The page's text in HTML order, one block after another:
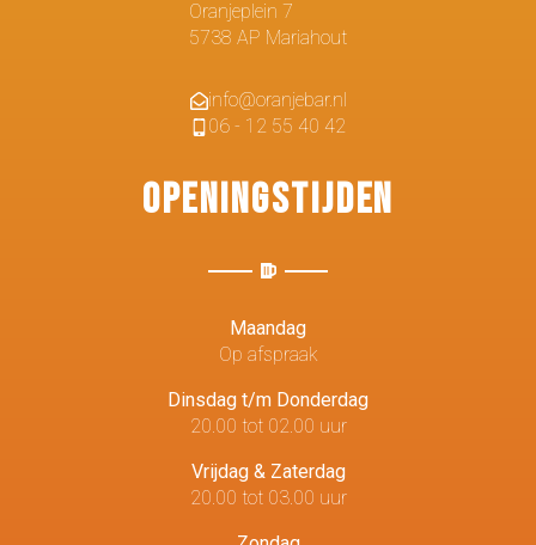
Oranjeplein 7
5738 AP Mariahout
info@oranjebar.nl
06 - 12 55 40 42
Openingstijden
Maandag
Op afspraak
Dinsdag t/m Donderdag
20.00 tot 02.00 uur
Vrijdag & Zaterdag
20.00 tot 03.00 uur